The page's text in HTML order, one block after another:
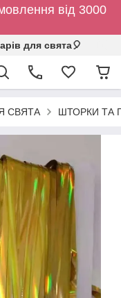
від 3000
для свята🎈
СВЯТА ШТОРКИ ТА